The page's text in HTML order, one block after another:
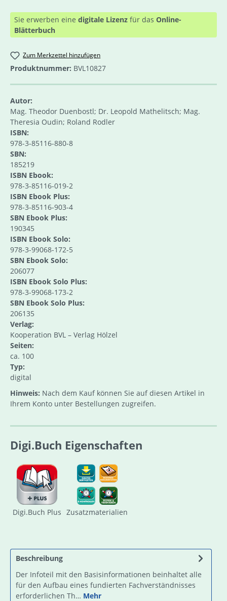
Sie erwerben eine digitale Lizenz für das Online-
Blätterbuch
Zum Merkzettel hinzufügen
Produktnummer: BVL10827
Autor:
Mag. Theodor Duenbostl; Dr. Leopold Mathelitsch; Mag.
Theresia Oudin; Roland Rodler
ISBN:
978-3-85116-880-8
SBN:
185219
ISBN Ebook:
978-3-85116-019-2
ISBN Ebook Plus:
978-3-85116-903-4
SBN Ebook Plus:
190345
ISBN Ebook Solo:
978-3-99068-172-5
SBN Ebook Solo:
206077
ISBN Ebook Solo Plus:
978-3-99068-173-2
SBN Ebook Solo Plus:
206135
Verlag:
Kooperation BVL – Verlag Hölzel
Seiten:
ca. 100
Typ:
digital
Hinweis: Nach dem Kauf können Sie auf diesen Artikel in
Ihrem Konto unter Bestellungen zugreifen.
Digi.Buch Eigenschaften
Digi.Buch Plus Zusatzmaterialien
Beschreibung
Der Infoteil mit den Basisinformationen beinhaltet alle
für den Aufbau eines fundierten Fachverständnisses
erforderlichen Th… Mehr